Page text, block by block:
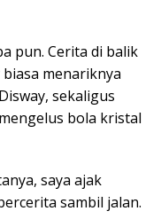
pun. Cerita di balik
menariknya
sekaligus
bola kristal
saya ajak
sambil jalan.